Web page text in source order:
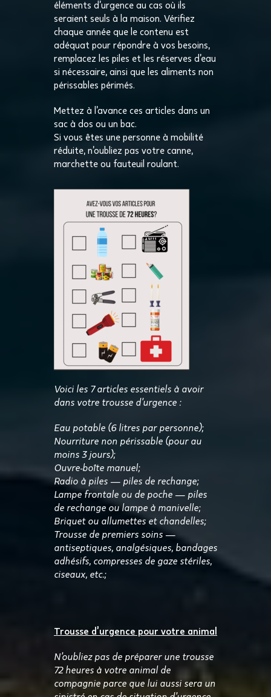
éléments d’urgence au cas où ils
seraient seuls à la maison. Vérifiez
chaque année que le contenu est
adéquat pour répondre à vos besoins,
remplacez les piles et les réserves d’eau
si nécessaire, ainsi que les aliments non
périssables périmés.
Mettez à l’avance ces articles dans un
sac à dos ou un bac.
Si vous êtes une personne à mobilité
réduite, n’oubliez pas votre canne,
marchette ou fauteuil roulant.
Voici les 7 articles essentiels à avoir
dans votre trousse d’urgence :
Eau potable (6 litres par personne);
Nourriture non périssable (pour au
moins 3 jours);
Ouvre-boîte manuel;
Radio à piles — piles de rechange;
Lampe frontale ou de poche — piles
de rechange ou lampe à manivelle;
Briquet ou allumettes et chandelles;
Trousse de premiers soins —
antiseptiques, analgésiques, bandages
adhésifs, compresses de gaze stériles,
ciseaux, etc.;
Trousse d’urgence pour votre animal
N’oubliez pas de préparer une trousse
72 heures à votre animal de
compagnie parce que lui aussi sera un